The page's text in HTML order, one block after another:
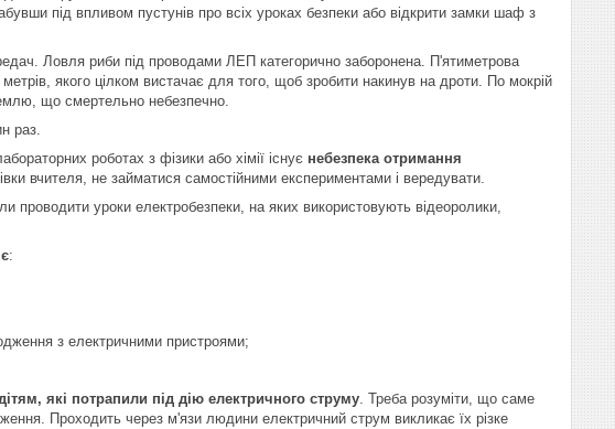
під впливом пустунів про всіх уроках безпеки або відкрити замки шаф з
Ловля риби під проводами ЛЕП категорично заборонена. П'ятиметрова
якого цілком вистачає для того, щоб зробити накинув на дроти. По мокрій
що смертельно небезпечно.
раз.
роботах з фізики або хімії існує небезпека отримання
вчителя, не займатися самостійними експериментами і вередувати.
проводити уроки електробезпеки, на яких використовують відеоролики,
:
з електричними пристроями;
які потрапили під дію електричного струму. Треба розуміти, що саме
Проходить через м'язи людини електричний струм викликає їх різке